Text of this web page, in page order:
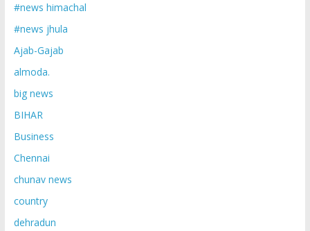
#news himachal
#news jhula
Ajab-Gajab
almoda.
big news
BIHAR
Business
Chennai
chunav news
country
dehradun